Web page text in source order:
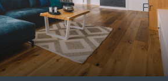
Fr